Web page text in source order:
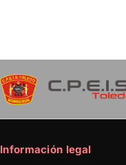
al
contenido
Información legal